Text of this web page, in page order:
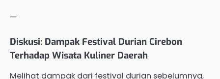
—
Diskusi: Dampak Festival Durian Cirebon
Terhadap Wisata Kuliner Daerah
Melihat dampak dari festival durian sebelumnya,